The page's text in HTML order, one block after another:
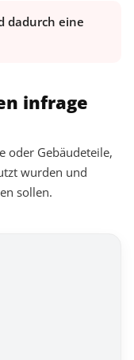
dadurch eine
infrage
oder Gebäudeteile,
wurden und
sollen.